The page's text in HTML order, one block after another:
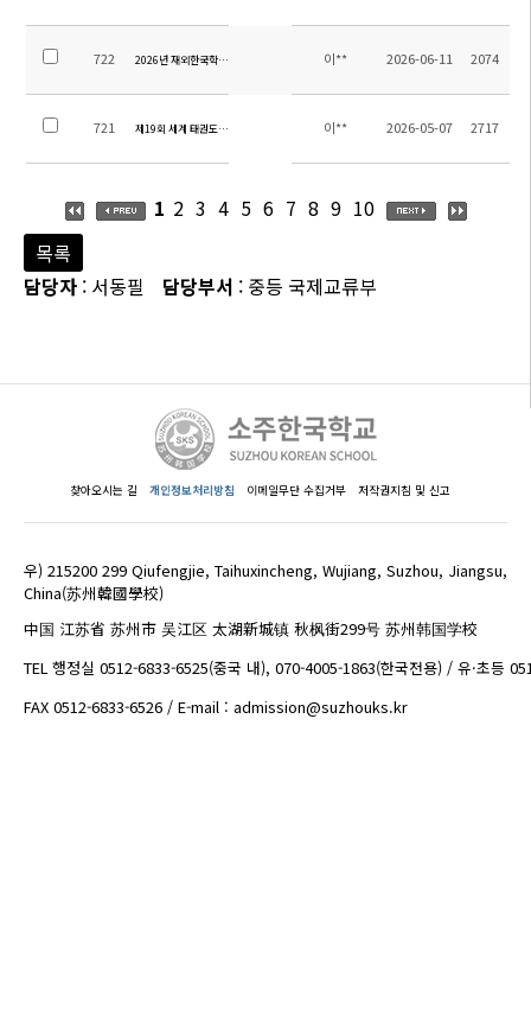
722 2026년 재외한국학교 학생 이야기 공모전 안내이** 2026-06-11 2074
721 제19회 세계 태권도 문화엑스포 대회 안내 이** 2026-05-07 2717
1 2 3 4 5 6 7 8 9 10
목록
담당자 : 서동필 담당부서 : 중등 국제교류부
찾아오시는 길 개인정보처리방침 이메일무단 수집거부 저작권지침 및 신고
우) 215200 299 Qiufengjie, Taihuxincheng, Wujiang, Suzhou, Jiangsu,
China(苏州韓國學校)
中国 江苏省 苏州市 吴江区 太湖新城镇 秋枫街299号 苏州韩国学校
TEL 행정실 0512-6833-6525(중국 내), 070-4005-1863(한국전용) / 유·초등
FAX 0512-6833-6526 / E-mail : admission@suzhouks.kr